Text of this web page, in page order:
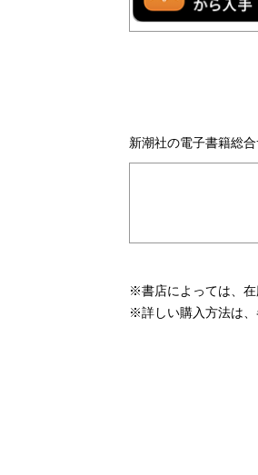
新潮社の電子書籍総
※書店によっては、在
※詳しい購入方法は、